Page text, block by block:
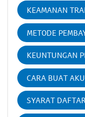
KEAMANAN
METODE
KEUNTUNGAN
CARA BUAT
SYARAT